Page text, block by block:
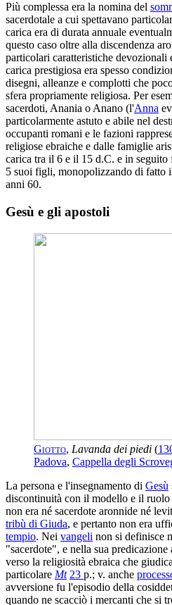
Più complessa era la nomina del
sacerdotale a cui spettavano
carica era di durata annuale
questo caso oltre alla discendenza
particolari caratteristiche devozionali
carica prestigiosa era spesso
disegni, alleanze e complotti che
sfera propriamente religiosa. Per
sacerdoti, Anania o Anano (l'Anna
particolarmente astuto e abile nel
occupanti romani e le fazioni
religiose ebraiche e dalle famiglie
carica tra il 6 e il 15 d.C. e in seguito
5 suoi figli, monopolizzando di fatto
anni 60.
Gesù e gli apostoli
Giotto, Lavanda dei piedi (
Padova, Cappella degli
La persona e l'insegnamento di Gesù
discontinuità con il modello e il ruolo
non era né sacerdote aronnide né
tribù di Giuda, e pertanto non era
tempio. Nei vangeli non si definisce
"sacerdote", e nella sua predicazione
verso la religiosità ebraica che
particolare Mt 23 p.; v. anche
avversione fu l'episodio della
quando ne scacciò i mercanti che si